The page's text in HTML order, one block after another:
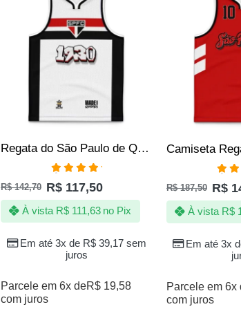
Regata do São Paulo de Quebrada – Grafite – Produto Oficial
Avaliação
5.00de 5
R$142,70 R$ 117,50
Em até 3x de R$ 39,17 sem
juros
À vista R$111,63 no Pix
Parcele em 6x deR$ 19,58
com juros
5.00
R$187,50 R$
Em até 3x
À vista R$
Parcele em 6x
com juros